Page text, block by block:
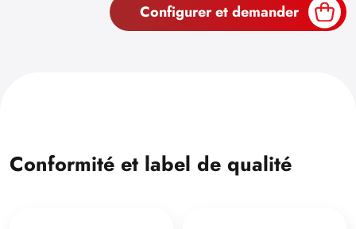
Configurer et demander
Conformité et label de qualité